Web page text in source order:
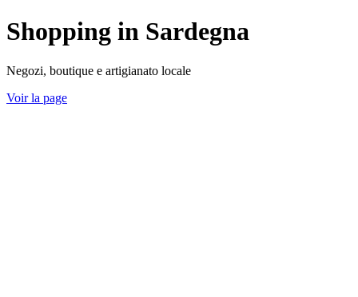
Shopping in Sardegna
Negozi, boutique e artigianato locale
Voir la page